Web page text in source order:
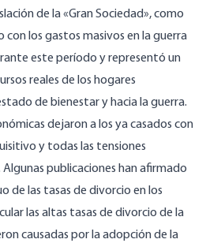
de la «Gran Sociedad», como
con los gastos masivos en la guerra
este período y representó un
reales de los hogares
de bienestar y hacia la guerra.
dejaron a los ya casados con
y todas las tensiones
publicaciones han afirmado
de las tasas de divorcio en los
las altas tasas de divorcio de la
causadas por la adopción de la